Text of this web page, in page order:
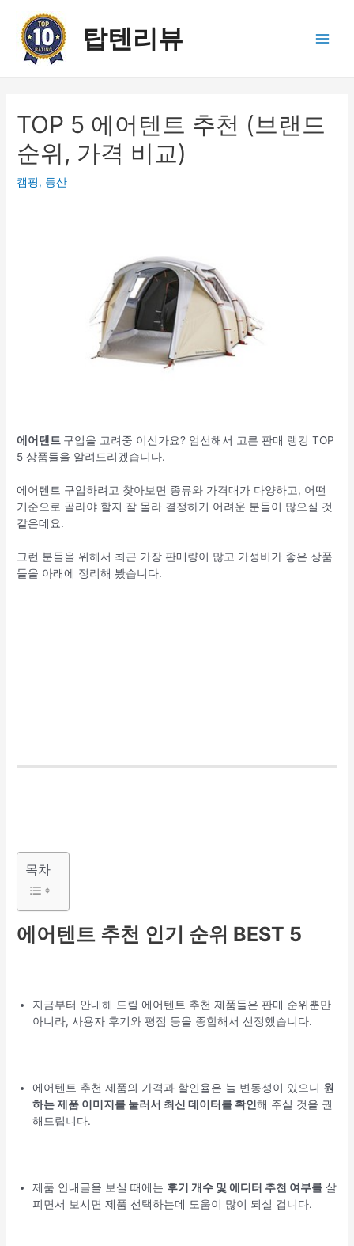
탑텐리뷰
TOP 5 에어텐트 추천 (브랜드
순위, 가격 비교)
캠핑, 등산
에어텐트 구입을 고려중 이신가요? 엄선해서 고른 판매 랭킹 TOP
5 상품들을 알려드리겠습니다.
에어텐트 구입하려고 찾아보면 종류와 가격대가 다양하고, 어떤
기준으로 골라야 할지 잘 몰라 결정하기 어려운 분들이 많으실 것
같은데요.
그런 분들을 위해서 최근 가장 판매량이 많고 가성비가 좋은 상품
들을 아래에 정리해 봤습니다.
목차
에어텐트 추천 인기 순위 BEST 5
지금부터 안내해 드릴 에어텐트 추천 제품들은 판매 순위뿐만
아니라, 사용자 후기와 평점 등을 종합해서 선정했습니다.
에어텐트 추천 제품의 가격과 할인율은 늘 변동성이 있으니 원
하는 제품 이미지를 눌러서 최신 데이터를 확인해 주실 것을 권
해드립니다.
제품 안내글을 보실 때에는 후기 개수 및 에디터 추천 여부를 살
피면서 보시면 제품 선택하는데 도움이 많이 되실 겁니다.